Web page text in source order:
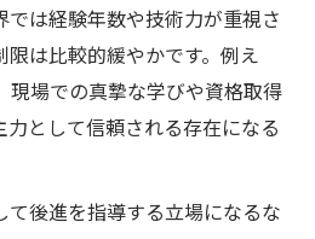
は経験年数や技術力が重視さ
は比較的緩やかです。例え
現場での真摯な学びや資格取得
として信頼される存在になる
て後進を指導する立場になるな